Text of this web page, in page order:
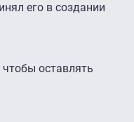
его в создании
чтобы оставлять